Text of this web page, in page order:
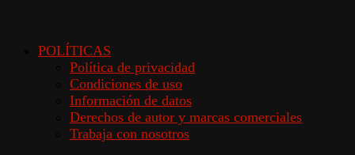
POLÍTICAS
Política de privacidad
Condiciones de uso
Información de datos
Derechos de autor y marcas comerciales
Trabaja con nosotros